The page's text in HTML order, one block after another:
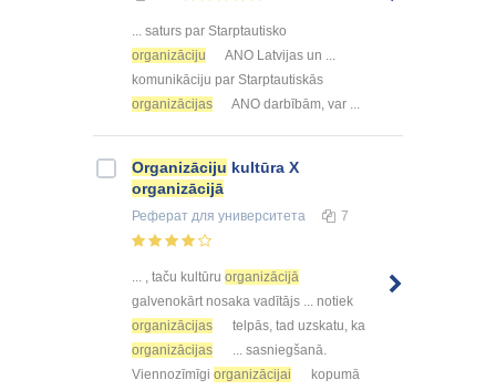
... saturs par Starptautisko
organizāciju
ANO Latvijas un ...
komunikāciju par Starptautiskās
organizācijas
ANO darbībām, var ...
Organizāciju kultūra X
organizācijā
Реферат для университета 7
... , taču kultūru organizācijā
galvenokārt nosaka vadītājs ... notiek
organizācijas
telpās, tad uzskatu, ka
organizācijas
... sasniegšanā.
Viennozīmīgi organizācijai
kopumā